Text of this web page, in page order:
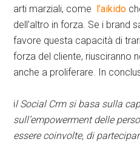
arti marziali, come
l’aikido
dell’altro in forza. Se i brand
favore questa capacità di
forza del cliente, riusciranno
anche a proliferare. In
il Social Crm si basa sulla
sull’empowerment delle
essere coinvolte, di